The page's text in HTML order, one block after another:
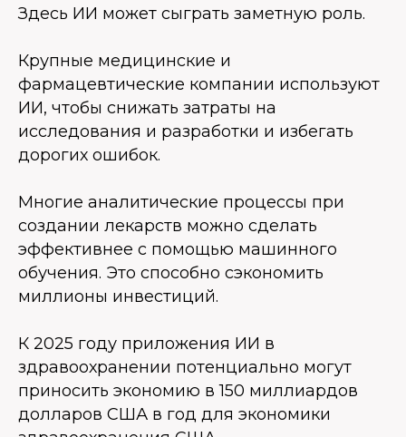
Здесь ИИ может сыграть заметную роль.
Крупные медицинские и
фармацевтические компании используют
ИИ, чтобы снижать затраты на
исследования и разработки и избегать
дорогих ошибок.
Многие аналитические процессы при
создании лекарств можно сделать
эффективнее с помощью машинного
обучения. Это способно сэкономить
миллионы инвестиций.
К 2025 году приложения ИИ в
здравоохранении потенциально могут
приносить экономию в 150 миллиардов
долларов США в год для экономики